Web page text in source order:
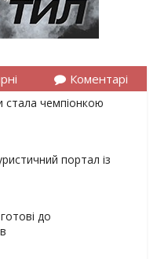
Коментарі
чемпіонкою
портал із
до